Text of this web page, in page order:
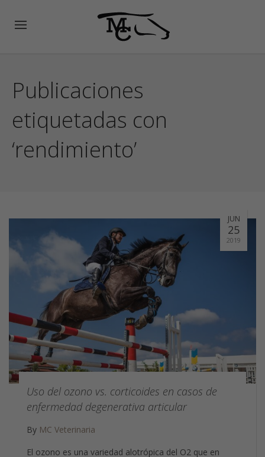
Publicaciones
etiquetadas con
‘rendimiento’
JUN
25
2019
Uso del ozono vs. corticoides en casos de
enfermedad degenerativa articular
By MC Veterinaria
El ozono es una variedad alotrópica del O2 que en